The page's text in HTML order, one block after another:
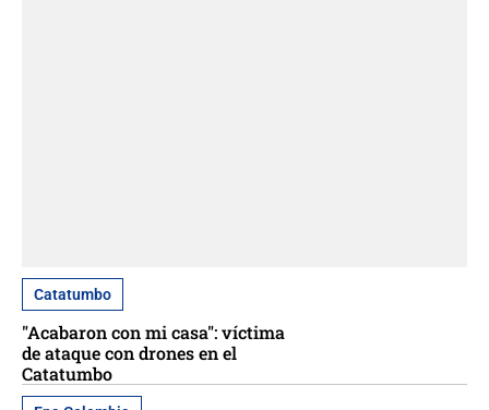
Catatumbo
"Acabaron con mi casa": víctima
de ataque con drones en el
Catatumbo